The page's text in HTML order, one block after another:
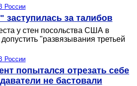
России
заступилась за талибов
у стен посольства США в
"развязывания третьей
России
попытался отрезать себе
не бастовали